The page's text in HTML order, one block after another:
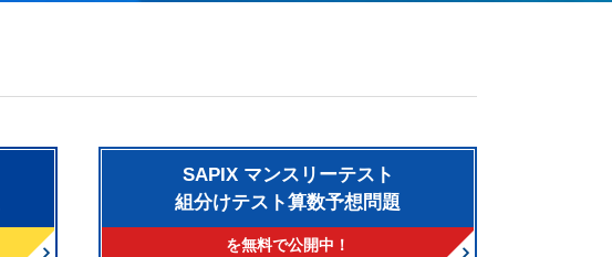
SAPIX マンスリーテスト
組分けテスト算数予想問題
を無料で公開中！